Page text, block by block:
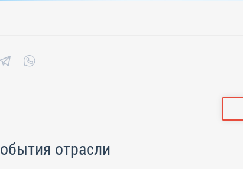
отрасли